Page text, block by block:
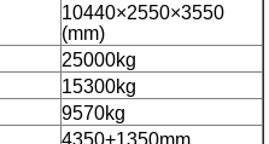
10440×2550×3550
(mm)
25000kg
15300kg
9570kg
4350+1350mm